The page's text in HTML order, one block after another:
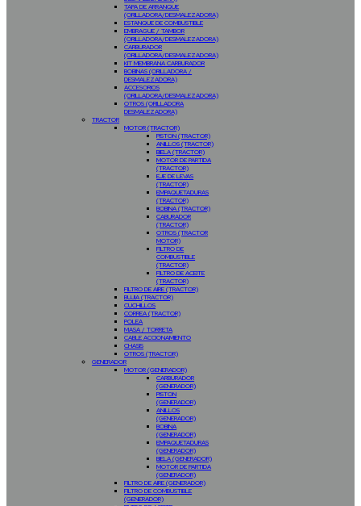
TAPA DE ARRANQUE
(ORILLADORA/DESMALEZADORA)
ESTANQUE DE COMBUSTIBLE
EMBRAGUE / TAMBOR
(ORILLADORA/DESMALEZADORA)
CARBURADOR
(ORILLADORA/DESMALEZADORA)
KIT MEMBRANA CARBURADOR
BOBINAS (ORILLADORA /
DESMALEZADORA)
ACCESORIOS
(ORILLADORA/DESMALEZADORA)
OTROS (ORILLADORA
DESMALEZADORA)
TRACTOR
MOTOR (TRACTOR)
PISTON (TRACTOR)
ANILLOS (TRACTOR)
BIELA (TRACTOR)
MOTOR DE PARTIDA
(TRACTOR)
EJE DE LEVAS
(TRACTOR)
EMPAQUETADURAS
(TRACTOR)
BOBINA (TRACTOR)
CABURADOR
(TRACTOR)
OTROS (TRACTOR
MOTOR)
FILTRO DE
COMBUSTIBLE
(TRACTOR)
FILTRO DE ACEITE
(TRACTOR)
FILTRO DE AIRE (TRACTOR)
BUJIA (TRACTOR)
CUCHILLOS
CORREA (TRACTOR)
POLEA
MASA / TORRETA
CABLE ACCIONAMIENTO
CHASIS
OTROS (TRACTOR)
GENERADOR
MOTOR (GENERADOR)
CARBURADOR
(GENERADOR)
PISTON
(GENERADOR)
ANILLOS
(GENERADOR)
BOBINA
(GENERADOR)
EMPAQUETADURAS
(GENERADOR)
BIELA (GENERADOR)
MOTOR DE PARTIDA
(GENERADOR)
FILTRO DE AIRE (GENERADOR)
FILTRO DE COMBUSTIBLE
(GENERADOR)